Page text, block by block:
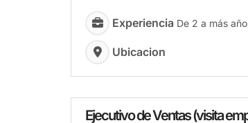
Experiencia De 2 a más
Ubicacion
Ejecutivo de Ventas (visita